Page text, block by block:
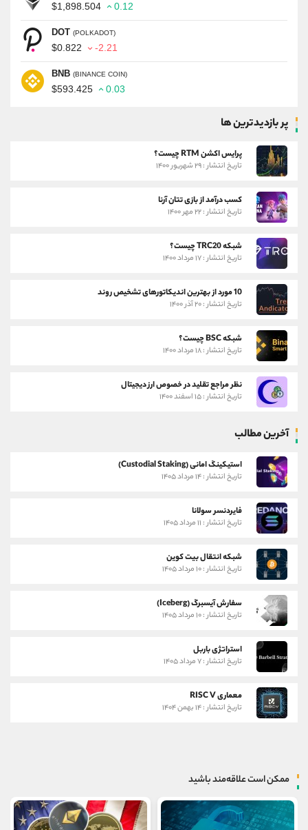
$1,898.504 0.12
DOT (POLKADOT)
$0.822 -2.21
BNB (BINANCE COIN)
$593.425 0.03
پر بازدیدترین ها
پرایس اکشن RTM چیست؟
تاریخ انتشار : ۲۹ شهریور ۱۴۰۰
کسب درآمد از بازی تتان آرنا
تاریخ انتشار : ۲۲ مهر ۱۴۰۰
شبکه TRC20 چیست؟
تاریخ انتشار : ۱۷ مرداد ۱۴۰۰
10 مورد از بهترین اندیکاتورهای تشخیص روند
تاریخ انتشار : ۲۰ آذر ۱۴۰۰
شبکه BSC چیست؟
تاریخ انتشار : ۱۸ مرداد ۱۴۰۰
نظر مراجع تقلید در خصوص ارز دیجیتال
تاریخ انتشار : ۱۵ اسفند ۱۴۰۰
آخرین مطالب
استیکینگ امانی (Custodial Staking)
تاریخ انتشار : ۱۴ مرداد ۱۴۰۵
فایردنسر سولانا
تاریخ انتشار : ۱۱ مرداد ۱۴۰۵
شبکه انتقال بیت کوین
تاریخ انتشار : ۱۰ مرداد ۱۴۰۵
سفارش آیسبرگ (Iceberg)
تاریخ انتشار : ۱۰ مرداد ۱۴۰۵
استراتژی باربل
تاریخ انتشار : ۷ مرداد ۱۴۰۵
معماری RISC V
تاریخ انتشار : ۱۴ بهمن ۱۴۰۴
ممکن است علاقه‌مند باشید